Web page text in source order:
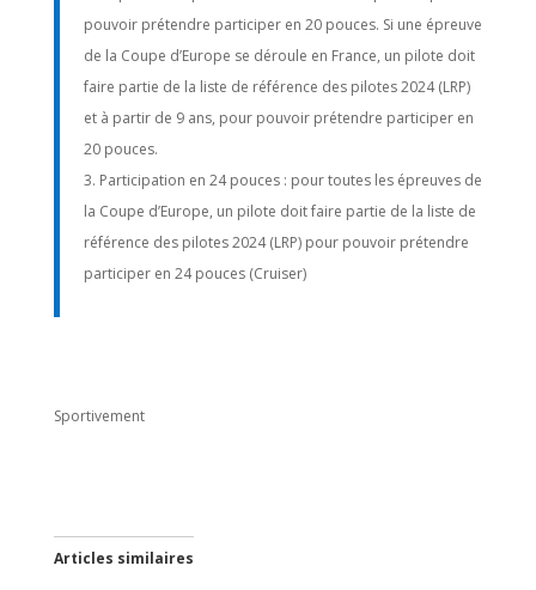
pouvoir prétendre participer en 20 pouces. Si une épreuve
de la Coupe d’Europe se déroule en France, un pilote doit
faire partie de la liste de référence des pilotes 2024 (LRP)
et à partir de 9 ans, pour pouvoir prétendre participer en
20 pouces.
Participation en 24 pouces : pour toutes les épreuves de
la Coupe d’Europe, un pilote doit faire partie de la liste de
référence des pilotes 2024 (LRP) pour pouvoir prétendre
participer en 24 pouces (Cruiser)
Sportivement
Articles similaires